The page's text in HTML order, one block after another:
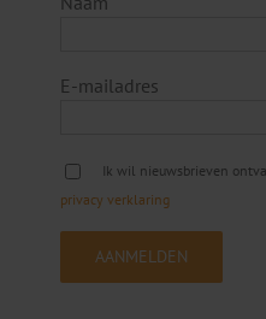
E-mailadres
Ik wil nieuwsbrieven
privacy verklaring